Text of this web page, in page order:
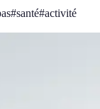
#santé#activité